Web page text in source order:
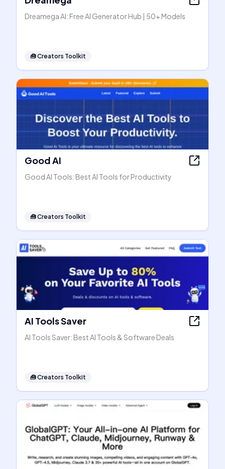
Dreamega AI: Free AI Generator Hub | 50+ Models
🧰Creators Toolkit
Good AI
Good AI Tools: Best AI Tools for Productivity
🧰Creators Toolkit
AI Tools Saver
AI Tools Saver: Best AI Tools & Software Deals
🧰Creators Toolkit